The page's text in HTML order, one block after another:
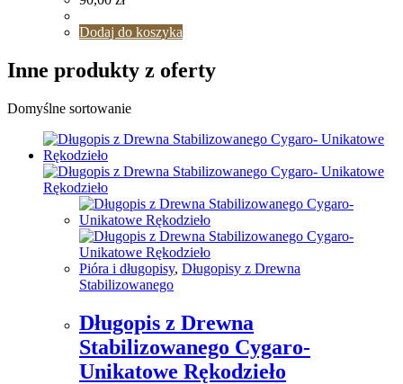
Dodaj do koszyka
Inne produkty z oferty
Domyślne sortowanie
Pióra i długopisy, Długopisy z Drewna
Stabilizowanego
Długopis z Drewna
Stabilizowanego Cygaro-
Unikatowe Rękodzieło